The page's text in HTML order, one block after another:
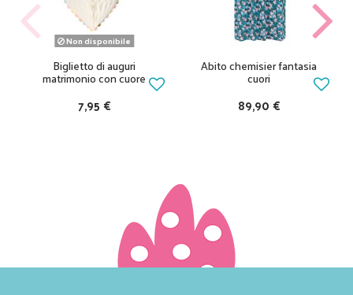
Non disponibile
Biglietto di auguri
matrimonio con cuore
7,95 €
Abito chemisier fantasia
cuori
89,90 €